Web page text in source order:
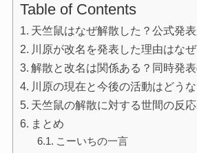
Table of Contents
天竺鼠はなぜ解散した？公式発
川原が改名を発表した理由はなぜ
解散と改名は関係ある？同時発
川原の現在と今後の活動はどうな
天竺鼠の解散に対する世間の反応
まとめ
こーいちの一言